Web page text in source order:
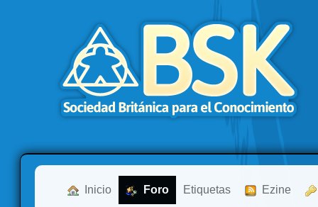
Inicio Foro Etiquetas Ezine